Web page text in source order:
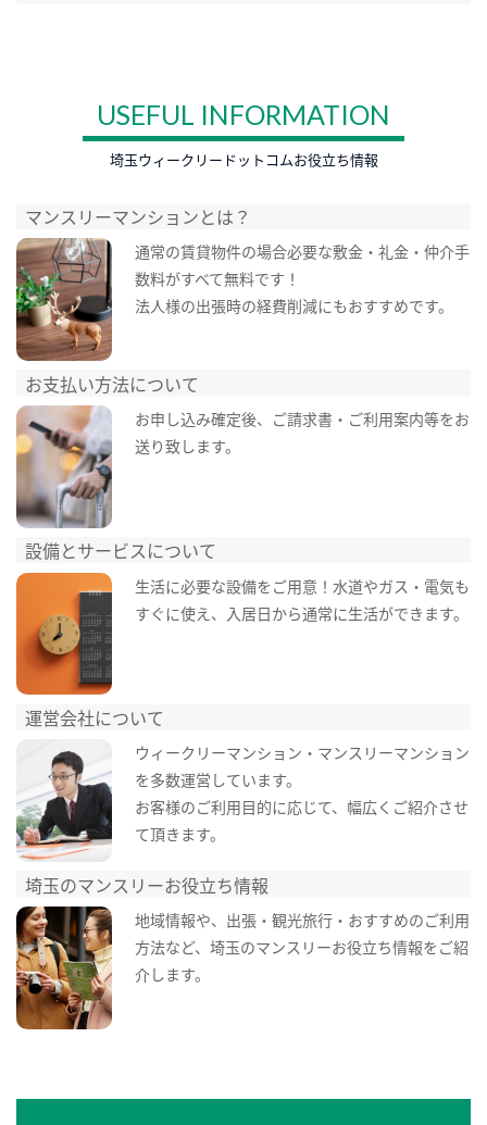
USEFUL INFORMATION
埼玉ウィークリードットコムお役立ち情報
マンスリーマンションとは？
通常の賃貸物件の場合必要な敷金・礼金・仲介手
数料がすべて無料です！
法人様の出張時の経費削減にもおすすめです。
お支払い方法について
お申し込み確定後、ご請求書・ご利用案内等をお
送り致します。
設備とサービスについて
生活に必要な設備をご用意！水道やガス・電気も
すぐに使え、入居日から通常に生活ができます。
運営会社について
ウィークリーマンション・マンスリーマンション
を多数運営しています。
お客様のご利用目的に応じて、幅広くご紹介させ
て頂きます。
埼玉のマンスリーお役立ち情報
地域情報や、出張・観光旅行・おすすめのご利用
方法など、埼玉のマンスリーお役立ち情報をご紹
介します。